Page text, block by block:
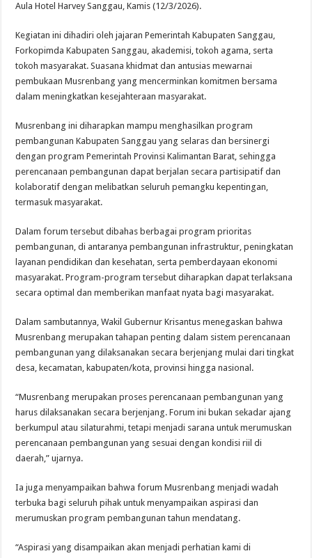
Aula Hotel Harvey Sanggau, Kamis (12/3/2026).
Kegiatan ini dihadiri oleh jajaran Pemerintah Kabupaten Sanggau,
Forkopimda Kabupaten Sanggau, akademisi, tokoh agama, serta
tokoh masyarakat. Suasana khidmat dan antusias mewarnai
pembukaan Musrenbang yang mencerminkan komitmen bersama
dalam meningkatkan kesejahteraan masyarakat.
Musrenbang ini diharapkan mampu menghasilkan program
pembangunan Kabupaten Sanggau yang selaras dan bersinergi
dengan program Pemerintah Provinsi Kalimantan Barat, sehingga
perencanaan pembangunan dapat berjalan secara partisipatif dan
kolaboratif dengan melibatkan seluruh pemangku kepentingan,
termasuk masyarakat.
Dalam forum tersebut dibahas berbagai program prioritas
pembangunan, di antaranya pembangunan infrastruktur, peningkatan
layanan pendidikan dan kesehatan, serta pemberdayaan ekonomi
masyarakat. Program-program tersebut diharapkan dapat terlaksana
secara optimal dan memberikan manfaat nyata bagi masyarakat.
Dalam sambutannya, Wakil Gubernur Krisantus menegaskan bahwa
Musrenbang merupakan tahapan penting dalam sistem perencanaan
pembangunan yang dilaksanakan secara berjenjang mulai dari tingkat
desa, kecamatan, kabupaten/kota, provinsi hingga nasional.
“Musrenbang merupakan proses perencanaan pembangunan yang
harus dilaksanakan secara berjenjang. Forum ini bukan sekadar ajang
berkumpul atau silaturahmi, tetapi menjadi sarana untuk merumuskan
perencanaan pembangunan yang sesuai dengan kondisi riil di
daerah,” ujarnya.
Ia juga menyampaikan bahwa forum Musrenbang menjadi wadah
terbuka bagi seluruh pihak untuk menyampaikan aspirasi dan
merumuskan program pembangunan tahun mendatang.
“Aspirasi yang disampaikan akan menjadi perhatian kami di